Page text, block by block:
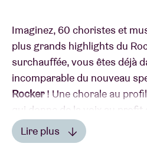
Imaginez, 60 choristes et
plus grands highlights du
surchauffée, vous êtes déjà
incomparable du nouveau
Rocker! Une chorale au
qui donne de la voix au profit
humanitaires, sociales et de
musicale forte de soutenir de
Lire plus